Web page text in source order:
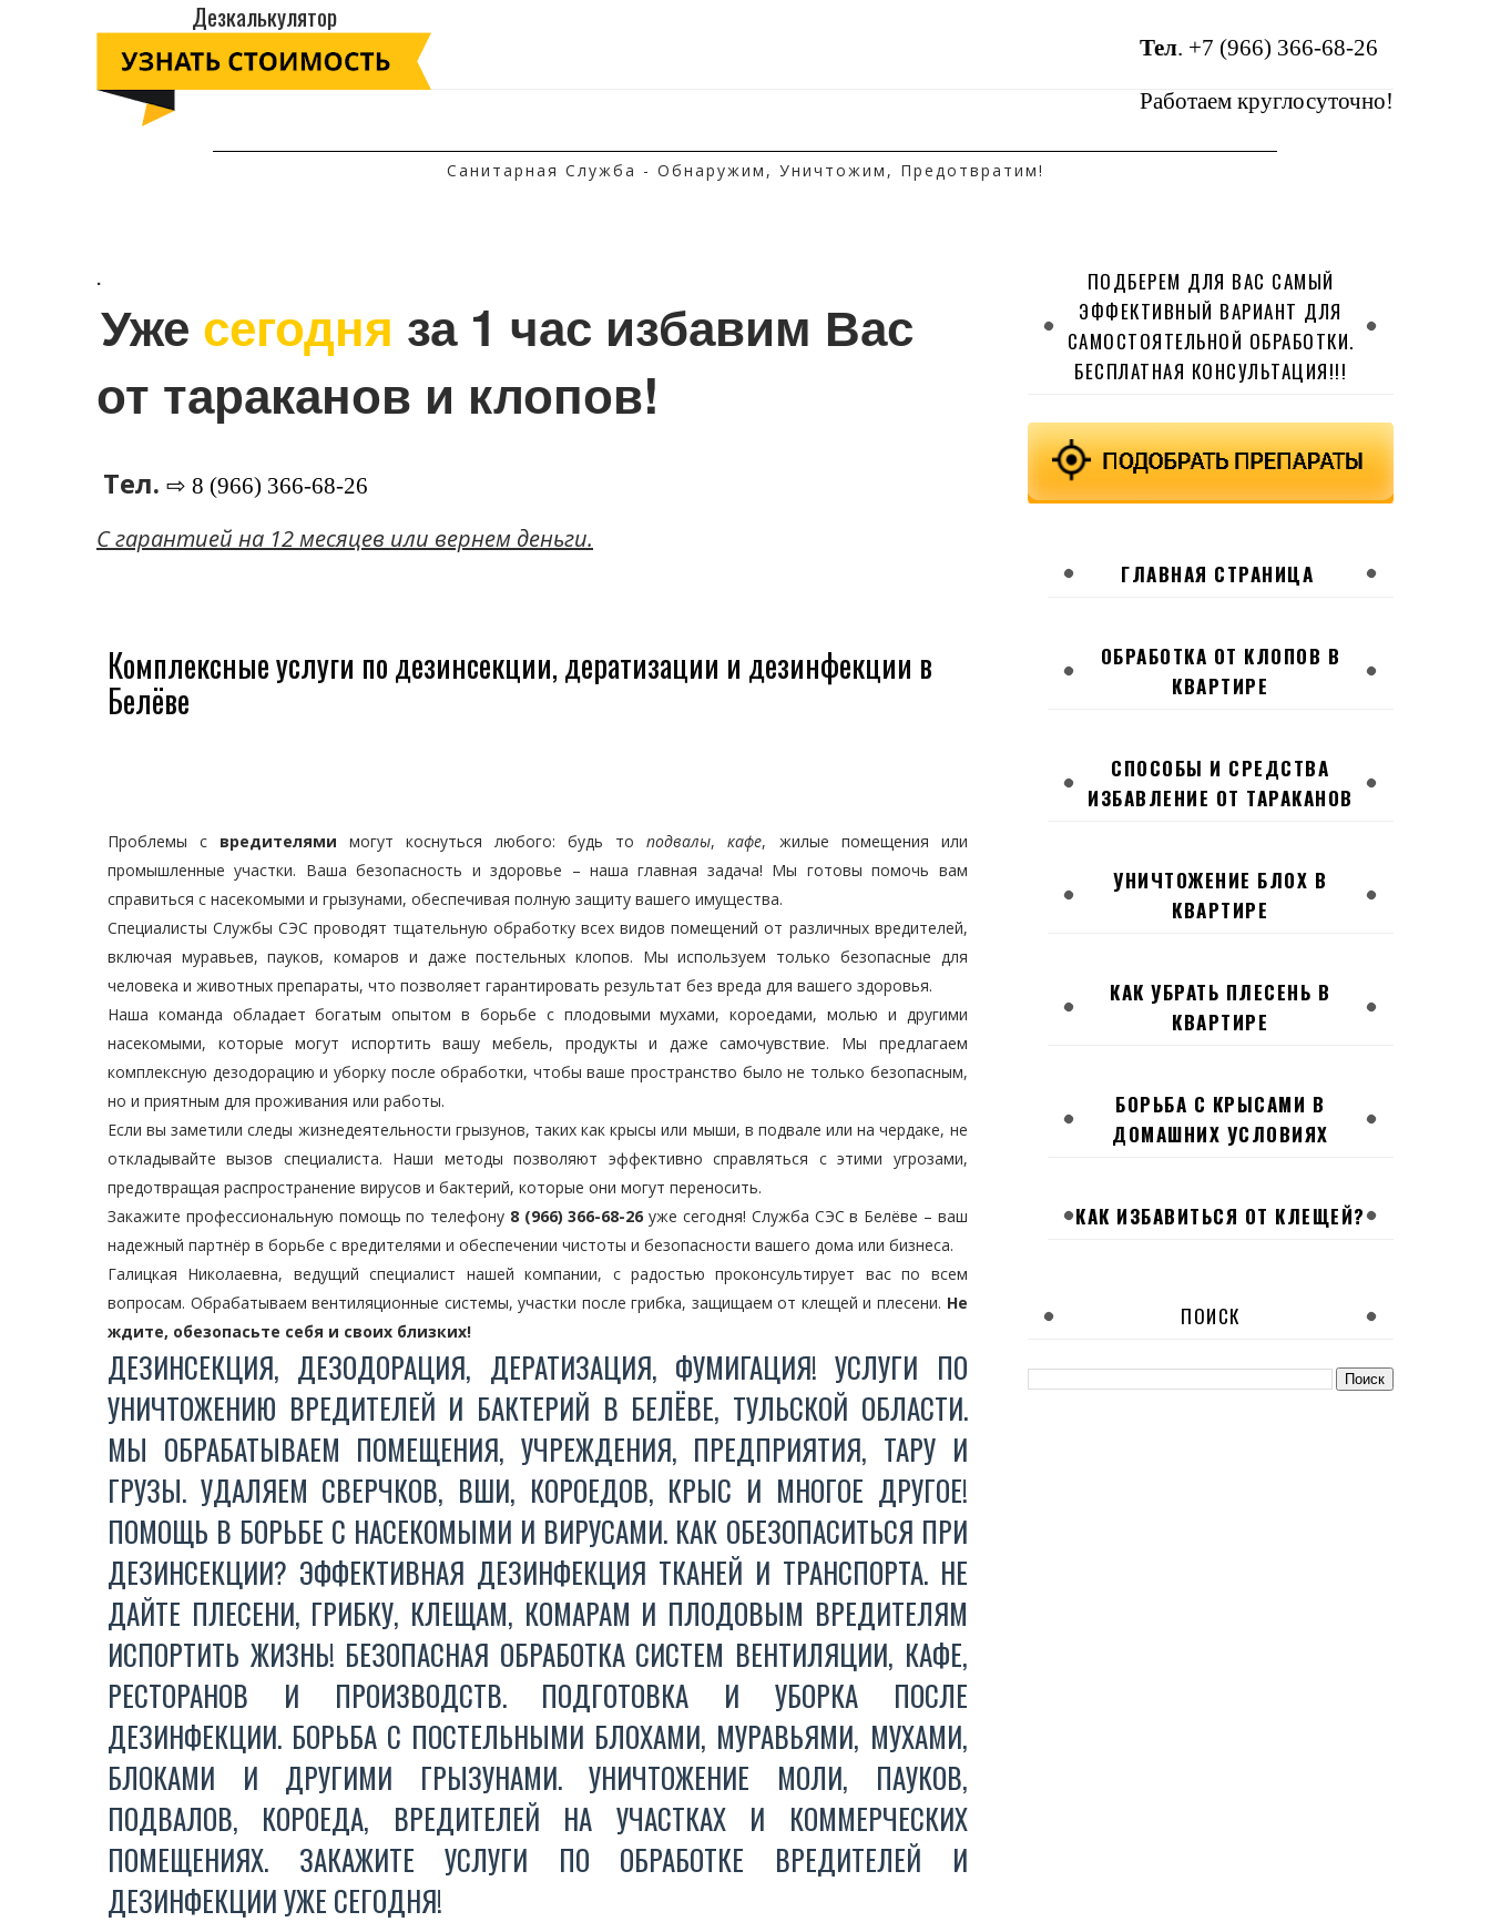
Дезкалькулятор
Тел. +7 (966) 366-68-26
Работаем круглосуточно!
Санитарная Служба - Обнаружим, Уничтожим, Предотвратим!
.
Уже сегодня за 1 час избавим Вас
от тараканов и клопов!
Тел. ⇨ 8 (966) 366-68-26
C гарантией на 12 месяцев или вернем деньги.
Комплексные услуги по дезинсекции, дератизации и дезинфекции в
Белёве
Проблемы с вредителями могут коснуться любого: будь топодвалы,кафе, жилые помещения или
промышленные участки. Ваша безопасность и здоровье – наша главная задача! Мы готовы помочь вам
справиться с насекомыми и грызунами, обеспечивая полную защиту вашего имущества.
Специалисты Службы СЭС проводят тщательную обработку всех видов помещений от различных вредителей,
включая муравьев, пауков, комаров и даже постельных клопов. Мы используем только безопасные для
человека и животных препараты, что позволяет гарантировать результат без вреда для вашего здоровья.
Наша команда обладает богатым опытом в борьбе с плодовыми мухами, короедами, молью и другими
насекомыми, которые могут испортить вашу мебель, продукты и даже самочувствие. Мы предлагаем
комплексную дезодорацию и уборку после обработки, чтобы ваше пространство было не только безопасным,
но и приятным для проживания или работы.
Если вы заметили следы жизнедеятельности грызунов, таких как крысы или мыши, в подвале или на чердаке, не
откладывайте вызов специалиста. Наши методы позволяют эффективно справляться с этими угрозами,
предотвращая распространение вирусов и бактерий, которые они могут переносить.
Закажите профессиональную помощь по телефону 8 (966) 366-68-26 уже сегодня! Служба СЭС в Белёве – ваш
надежный партнёр в борьбе с вредителями и обеспечении чистоты и безопасности вашего дома или бизнеса.
Галицкая Николаевна, ведущий специалист нашей компании, с радостью проконсультирует вас по всем
вопросам. Обрабатываем вентиляционные системы, участки после грибка, защищаем от клещей и плесени. Не
ждите, обезопасьте себя и своих близких!
ДЕЗИНСЕКЦИЯ, ДЕЗОДОРАЦИЯ, ДЕРАТИЗАЦИЯ, ФУМИГАЦИЯ! УСЛУГИ ПО
УНИЧТОЖЕНИЮ ВРЕДИТЕЛЕЙ И БАКТЕРИЙ В БЕЛЁВЕ, ТУЛЬСКОЙ ОБЛАСТИ.
МЫ ОБРАБАТЫВАЕМ ПОМЕЩЕНИЯ, УЧРЕЖДЕНИЯ, ПРЕДПРИЯТИЯ, ТАРУ И
ГРУЗЫ. УДАЛЯЕМ СВЕРЧКОВ, ВШИ, КОРОЕДОВ, КРЫС И МНОГОЕ ДРУГОЕ!
ПОМОЩЬ В БОРЬБЕ С НАСЕКОМЫМИ И ВИРУСАМИ. КАК ОБЕЗОПАСИТЬСЯ ПРИ
ДЕЗИНСЕКЦИИ? ЭФФЕКТИВНАЯ ДЕЗИНФЕКЦИЯ ТКАНЕЙ И ТРАНСПОРТА. НЕ
ДАЙТЕ ПЛЕСЕНИ, ГРИБКУ, КЛЕЩАМ, КОМАРАМ И ПЛОДОВЫМ ВРЕДИТЕЛЯМ
ИСПОРТИТЬ ЖИЗНЬ! БЕЗОПАСНАЯ ОБРАБОТКА СИСТЕМ ВЕНТИЛЯЦИИ, КАФЕ,
РЕСТОРАНОВ И ПРОИЗВОДСТВ. ПОДГОТОВКА И УБОРКА ПОСЛЕ
ДЕЗИНФЕКЦИИ. БОРЬБА С ПОСТЕЛЬНЫМИ БЛОХАМИ, МУРАВЬЯМИ, МУХАМИ,
БЛОКАМИ И ДРУГИМИ ГРЫЗУНАМИ. УНИЧТОЖЕНИЕ МОЛИ, ПАУКОВ,
ПОДВАЛОВ, КОРОЕДА, ВРЕДИТЕЛЕЙ НА УЧАСТКАХ И КОММЕРЧЕСКИХ
ПОМЕЩЕНИЯХ. ЗАКАЖИТЕ УСЛУГИ ПО ОБРАБОТКЕ ВРЕДИТЕЛЕЙ И
ДЕЗИНФЕКЦИИ УЖЕ СЕГОДНЯ!
ПОДБЕРЕМ ДЛЯ ВАС САМЫЙ
ЭФФЕКТИВНЫЙ ВАРИАНТ ДЛЯ
САМОСТОЯТЕЛЬНОЙ ОБРАБОТКИ.
БЕСПЛАТНАЯ КОНСУЛЬТАЦИЯ!!!
ГЛАВНАЯ СТРАНИЦА
ОБРАБОТКА ОТ КЛОПОВ В
КВАРТИРЕ
СПОСОБЫ И СРЕДСТВА
ИЗБАВЛЕНИЕ ОТ ТАРАКАНОВ
УНИЧТОЖЕНИЕ БЛОХ В
КВАРТИРЕ
КАК УБРАТЬ ПЛЕСЕНЬ В
КВАРТИРЕ
БОРЬБА С КРЫСАМИ В
ДОМАШНИХ УСЛОВИЯХ
КАК ИЗБАВИТЬСЯ ОТ КЛЕЩЕЙ?
ПОИСК